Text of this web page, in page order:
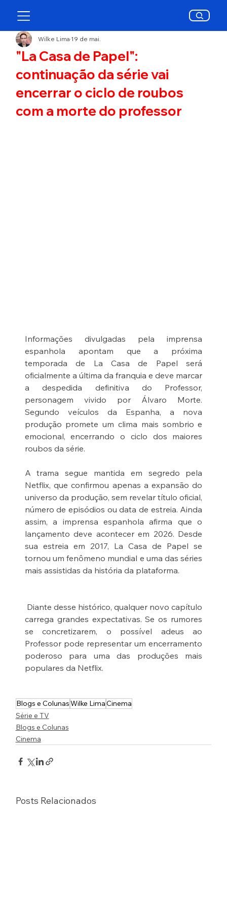
"La Casa de Papel":
continuação da série vai
encerrar o ciclo de roubos
com a morte do professor
Wilke Lima19 de mai.
Informações divulgadas pela imprensa
espanhola apontam que a próxima
temporada de La Casa de Papel será
oficialmente a última da franquia e deve marcar
a despedida definitiva do Professor,
personagem vivido por Álvaro Morte.
Segundo veículos da Espanha, a nova
produção promete um clima mais sombrio e
emocional, encerrando o ciclo dos maiores
roubos da série.
A trama segue mantida em segredo pela
Netflix, que confirmou apenas a expansão do
universo da produção, sem revelar título oficial,
número de episódios ou data de estreia. Ainda
assim, a imprensa espanhola afirma que o
lançamento deve acontecer em 2026. Desde
sua estreia em 2017, La Casa de Papel se
tornou um fenômeno mundial e uma das séries
mais assistidas da história da plataforma.
carrega grandes expectativas. Se os rumores
se concretizarem, o possível adeus ao
Professor pode representar um encerramento
poderoso para uma das produções mais
populares da Netflix.
Blogs e ColunasWilke LimaCinema
Série e TV
Blogs e Colunas
Cinema
Posts Relacionados